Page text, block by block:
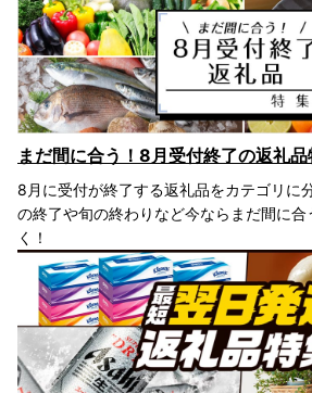
まだ間に合う！8月受付終了の返礼品
8月に受付が終了する返礼品をカテゴリに
の終了や旬の終わりなど今ならまだ間に
く！